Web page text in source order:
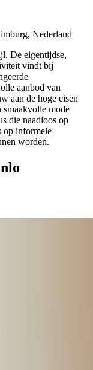
Nederland
De eigentijdse,
vindt bij
aanbod van
aan de hoge eisen
smaakvolle mode
die naadloos op
op informele
worden.